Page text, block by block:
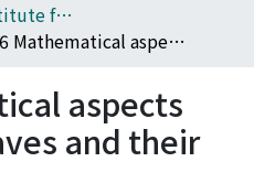
400_Research Institute for Mathematical Sciences
2286 Mathematical aspects of nonlinear waves and their applications
aspects
and their